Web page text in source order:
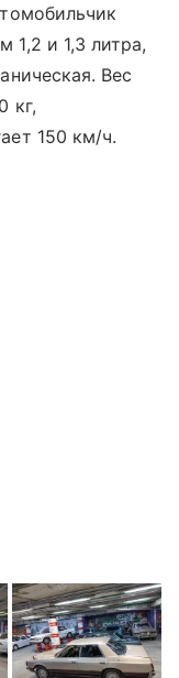
1,2 и 1,3 литра,
Вес
кг,
150 км/ч.